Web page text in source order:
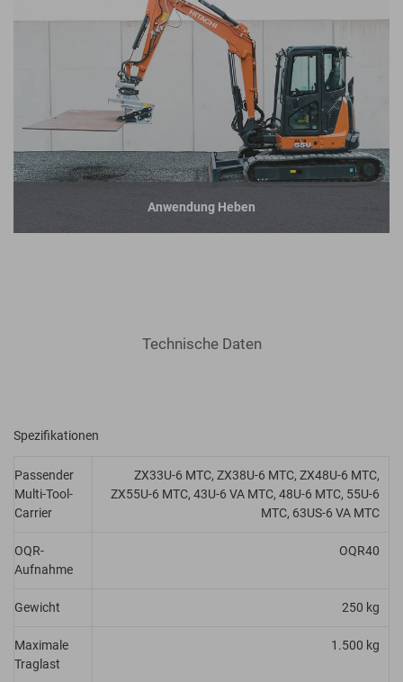
Anwendung Heben
Technische Daten
Spezifikationen
Passender
Multi-Tool-
Carrier
ZX33U-6 MTC, ZX38U-6 MTC, ZX48U-6 MTC,
ZX55U-6 MTC, 43U-6 VA MTC, 48U-6 MTC, 55U-6
MTC, 63US-6 VA MTC
OQR-
Aufnahme
OQR40
Gewicht 250 kg
Maximale
Traglast
1.500 kg